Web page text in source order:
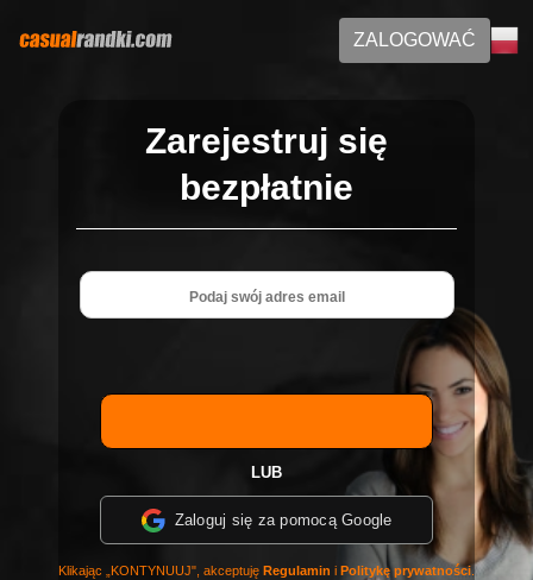
ZALOGOWAĆ
Zarejestruj się
bezpłatnie
LUB
Zaloguj się za pomocą Google
Klikając „KONTYNUUJ", akceptuję Regulamin i Politykę prywatności.